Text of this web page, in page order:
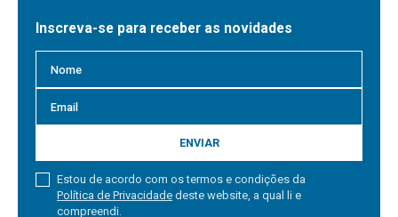
Inscreva-se para receber as novidades
ENVIAR
Estou de acordo com os termos e condições da
Política de Privacidade deste website, a qual li e
compreendi.